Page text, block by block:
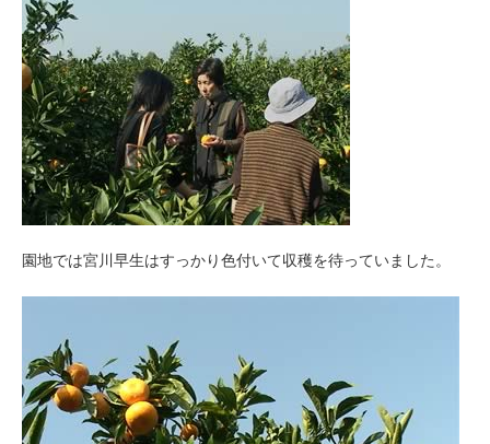
園地では宮川早生はすっかり色付いて収穫を待っていました。